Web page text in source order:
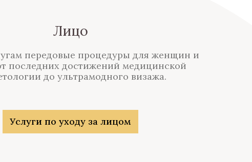
Лицо
передовые процедуры для женщин и
последних достижений медицинской
до ультрамодного визажа.
Услуги по уходу за лицом